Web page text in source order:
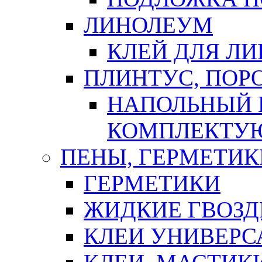
ЛИНОЛЕУМ
КЛЕЙ ДЛЯ
ПЛИНТУС,
НАПОЛЬНЫЙ
ПЕНЫ,
ГЕРМЕТИКИ
ЖИДКИЕ
КЛЕИ